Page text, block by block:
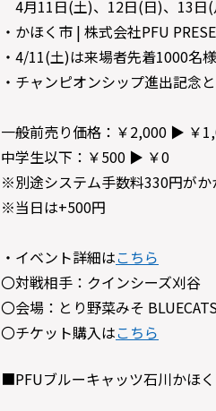
4月11日(土)、12日(日)、13日
・かほく市 | 株式会社PFU
・4/11(土)は来場者先着1000名
・チャンピオンシップ進出記念
一般前売り価格：￥2,000 ▶︎ ￥
中学生以下：￥500 ▶︎ ￥0
※別途システム手数料330円がか
※当日は+500円
・イベント詳細はこちら
〇対戦相手：クインシーズ刈谷
〇会場：とり野菜みそ
〇チケット購入はこちら
■PFUブルーキャッツ石川かほく